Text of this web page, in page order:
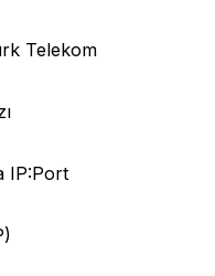
Telekom
IP:Port